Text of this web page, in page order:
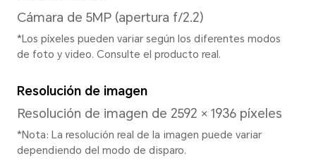
Sistema
Sistema operativo